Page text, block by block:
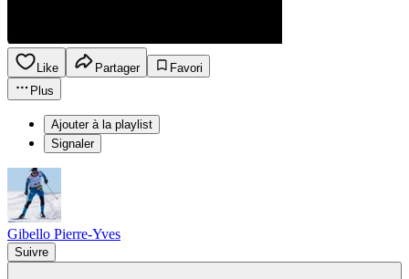
Like Partager
Favori
Plus
Ajouter à la playlist
Signaler
Gibello Pierre-Yves
Suivre